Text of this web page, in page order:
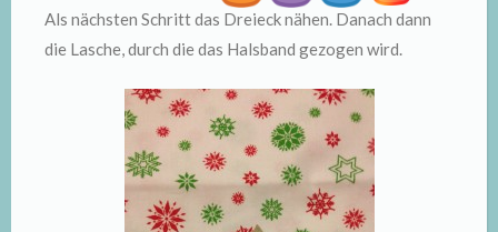
Als nächsten Schritt das Dreieck nähen. Danach dann
die Lasche, durch die das Halsband gezogen wird.